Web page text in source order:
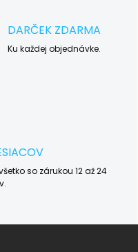
DARČEK ZDARMA
Ku každej objednávke.
so zárukou 12 až 24